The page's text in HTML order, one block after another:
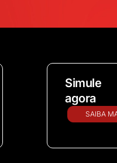
Simule
agora
SAIBA